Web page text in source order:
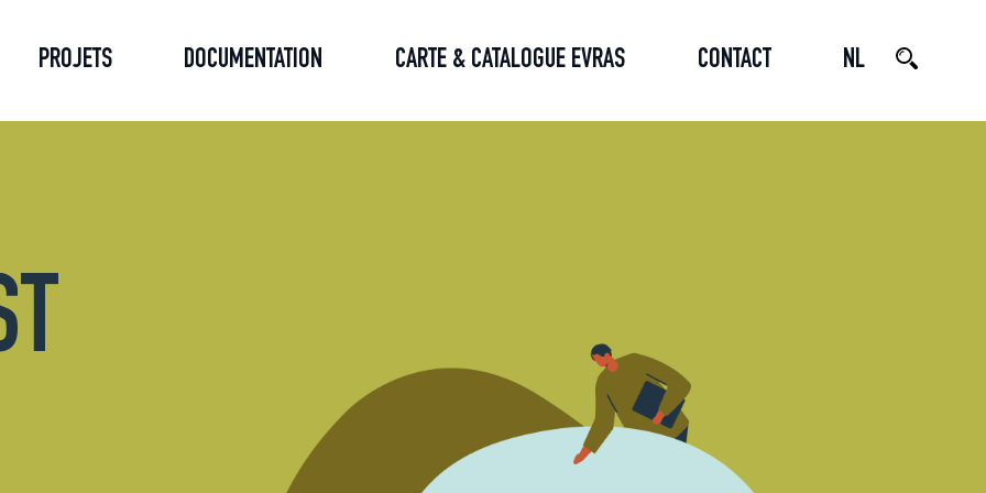
PROJETS DOCUMENTATION CARTE & CATALOGUE EVRAS CONTACT NL